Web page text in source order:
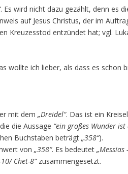
. Es wird nicht dazu gezählt, denn es
auf Jesus Christus, der im
Kreuzesstod entzündet hat; vgl.
wollte ich lieber, als dass es schon
mit dem „Dreidel“. Das ist ein
die Aussage “ein großes Wunder
Buchstaben beträgt „358“).
von „358“. Es bedeutet „Messias
Chet-8”zusammengesetzt.